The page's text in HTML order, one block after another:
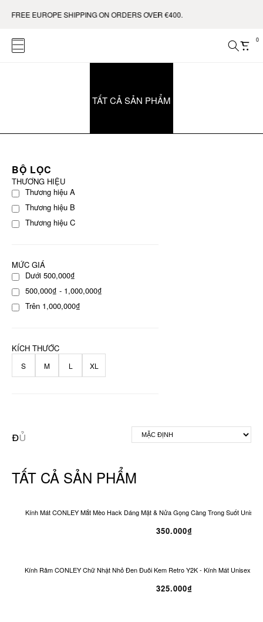
FREE EUROPE SHIPPING ON ORDERS OVER €400.
0
TẤT CẢ SẢN PHẨM
BỘ LỌC
THƯƠNG HIỆU
Thương hiệu A
Thương hiệu B
Thương hiệu C
MỨC GIÁ
Dưới 500,000₫
500,000₫ - 1,000,000₫
Trên 1,000,000₫
KÍCH THƯỚC
S M L XL
TẤT CẢ SẢN PHẨM
Kính Mát CONLEY Mắt Mèo Hack Dáng Mặt & Nửa Gọng Càng Trong Suốt
350.000₫
Kính Râm CONLEY Chữ Nhật Nhỏ Đen Đuôi Kem Retro Y2K - Kính Mát Unisex
325.000₫